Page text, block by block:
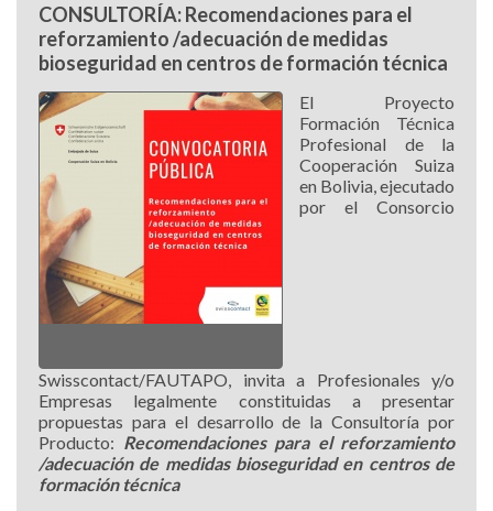
CONSULTORÍA: Recomendaciones para el
reforzamiento /adecuación de medidas
bioseguridad en centros de formación técnica
El Proyecto
Formación Técnica
Profesional de la
Cooperación Suiza
en Bolivia, ejecutado
por el Consorcio
Swisscontact/FAUTAPO, invita a Profesionales y/o
Empresas legalmente constituidas a presentar
propuestas para el desarrollo de la Consultoría por
Producto: Recomendaciones para el reforzamiento
/adecuación de medidas bioseguridad en centros de
formación técnica